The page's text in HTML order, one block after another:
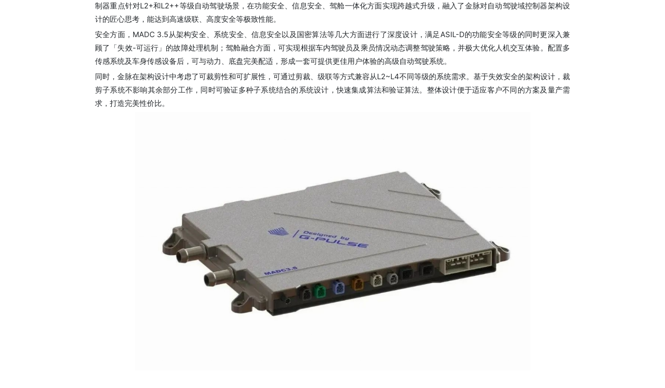
制器重点针对L2+和L2++等级自动驾驶场景，在功能安全、信息安全、驾舱一体化方面实现跨越式升级，融入了金脉对自动驾驶域控制器架构设
计的匠心思考，能达到高速级联、高度安全等极致性能。
安全方面，MADC 3.5从架构安全、系统安全、信息安全以及国密算法等几大方面进行了深度设计，满足ASIL-D的功能安全等级的同时更深入兼
顾了「失效-可运行」的故障处理机制；驾舱融合方面，可实现根据车内驾驶员及乘员情况动态调整驾驶策略，并极大优化人机交互体验。配置多
传感系统及车身传感设备后，可与动力、底盘完美配适，形成一套可提供更佳用户体验的高级自动驾驶系统。
同时，金脉在架构设计中考虑了可裁剪性和可扩展性，可通过剪裁、级联等方式兼容从L2~L4不同等级的系统需求。基于失效安全的架构设计，裁
剪子系统不影响其余部分工作，同时可验证多种子系统结合的系统设计，快速集成算法和验证算法。整体设计便于适应客户不同的方案及量产需
求，打造完美性价比。